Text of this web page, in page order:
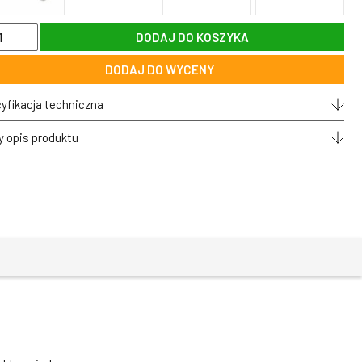
DODAJ DO KOSZYKA
DODAJ DO WYCENY
techniczna
opis produktu